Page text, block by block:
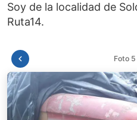
Soy de la localidad de
Foto